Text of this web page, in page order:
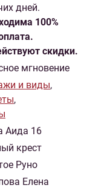
дней.
100%
скидки.
мгновение
и виды,
,
Аида 16
крест
Руно
Елена